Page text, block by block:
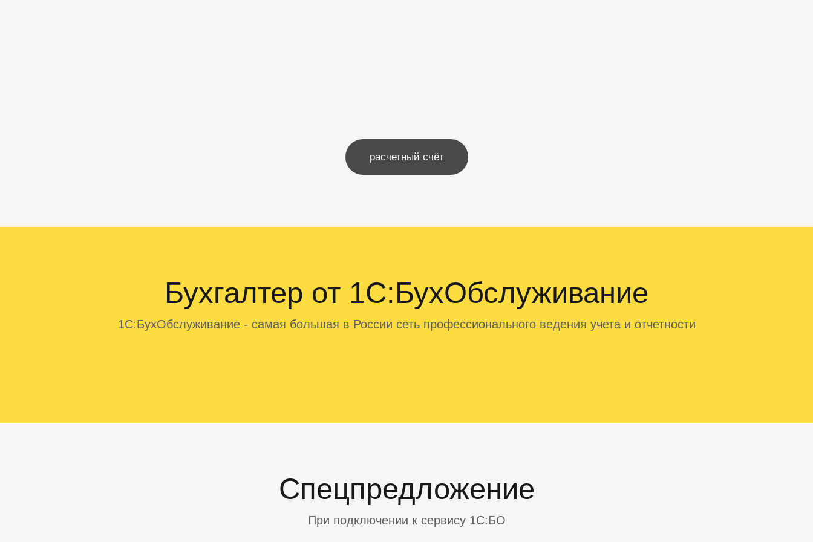
расчетный счёт
Бухгалтер от 1С:БухОбслуживание
1С:БухОбслуживание - самая большая в России сеть профессионального ведения учета и отчетности
Спецпредложение
При подключении к сервису 1С:БО